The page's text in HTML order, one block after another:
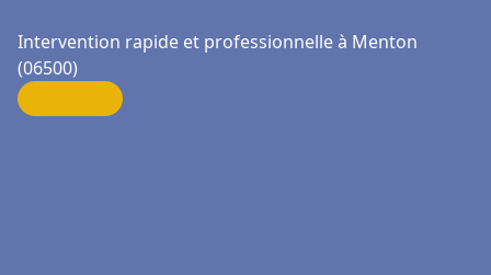
Intervention rapide et professionnelle à Menton
(06500)